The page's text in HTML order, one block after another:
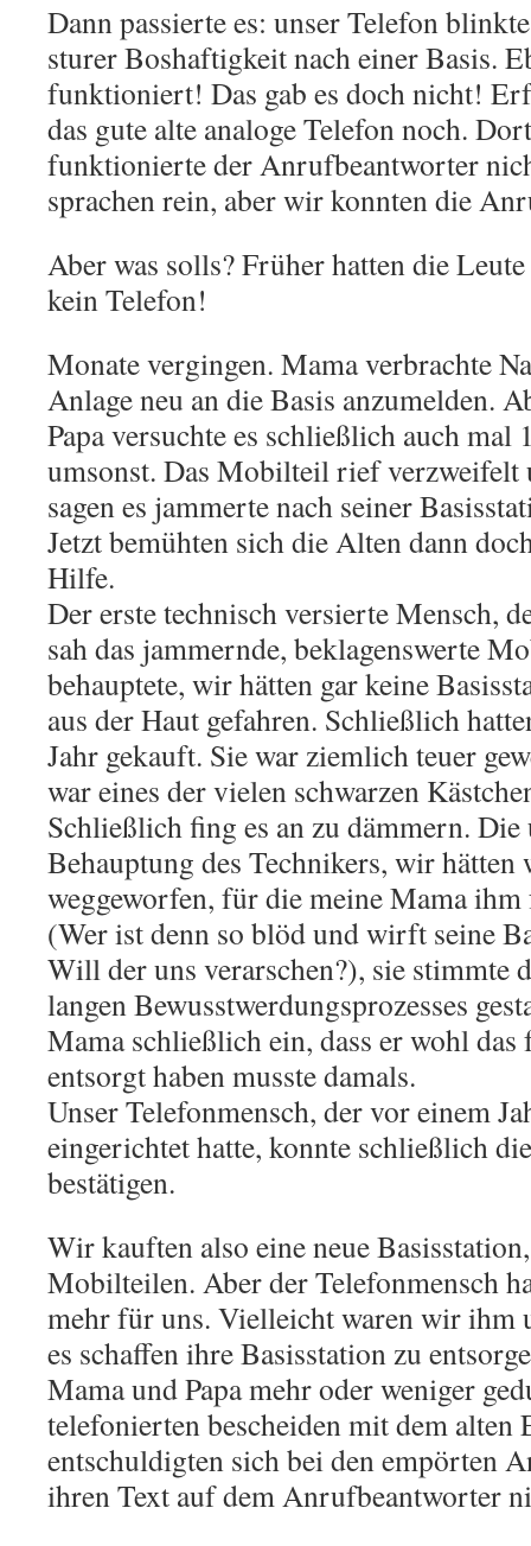
Dann passierte es: unser Telefon
sturer Boshaftigkeit nach einer Basis.
funktioniert! Das gab es doch nicht!
das gute alte analoge Telefon noch.
funktionierte der Anrufbeantworter
sprachen rein, aber wir konnten die
Aber was solls? Früher hatten die
kein Telefon!
Monate vergingen. Mama verbrachte
Anlage neu an die Basis anzumelden.
Papa versuchte es schließlich auch mal
umsonst. Das Mobilteil rief verzweifelt
sagen es jammerte nach seiner
Jetzt bemühten sich die Alten dann
Hilfe.
Der erste technisch versierte Mensch,
sah das jammernde, beklagenswerte
behauptete, wir hätten gar keine
aus der Haut gefahren. Schließlich
Jahr gekauft. Sie war ziemlich teuer
war eines der vielen schwarzen
Schließlich fing es an zu dämmern.
Behauptung des Technikers, wir
weggeworfen, für die meine Mama ihm
(Wer ist denn so blöd und wirft seine
Will der uns verarschen?), sie stimmte
langen Bewusstwerdungsprozesses
Mama schließlich ein, dass er wohl das
entsorgt haben musste damals.
Unser Telefonmensch, der vor einem
eingerichtet hatte, konnte schließlich
bestätigen.
Wir kauften also eine neue
Mobilteilen. Aber der Telefonmensch
mehr für uns. Vielleicht waren wir ihm
es schaffen ihre Basisstation zu
Mama und Papa mehr oder weniger
telefonierten bescheiden mit dem alten
entschuldigten sich bei den empörten
ihren Text auf dem Anrufbeantworter